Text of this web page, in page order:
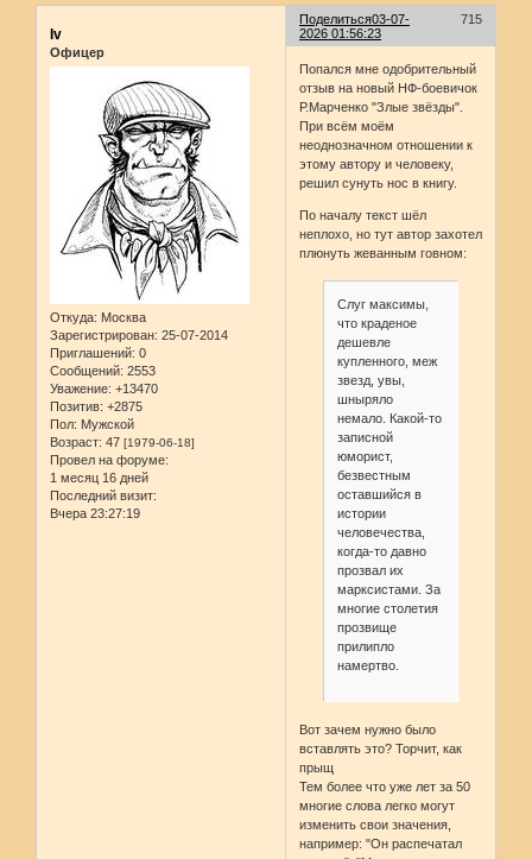
Поделиться 715
03-07-
2026 01:56:23
Iv
Офицер
Откуда: Москва
Зарегистрирован: 25-07-2014
Приглашений: 0
Сообщений: 2553
Уважение: +13470
Позитив: +2875
Пол: Мужской
Возраст: 47 [1979-06-18]
Провел на форуме:
1 месяц 16 дней
Последний визит:
Вчера 23:27:19
Попался мне одобрительный
отзыв на новый НФ-боевичок
Р.Марченко "Злые звёзды".
При всём моём
неоднозначном отношении к
этому автору и человеку,
решил сунуть нос в книгу.
По началу текст шёл
неплохо, но тут автор захотел
плюнуть жеванным говном:
Слуг максимы,
что краденое
дешевле
купленного, меж
звезд, увы,
шныряло
немало. Какой-то
записной
юморист,
безвестным
оставшийся в
истории
человечества,
когда-то давно
прозвал их
марксистами. За
многие столетия
прозвище
прилипло
намертво.
Вот зачем нужно было
вставлять это? Торчит, как
прыщ
Тем более что уже лет за 50
многие слова легко могут
изменить свои значения,
например: "Он распечатал